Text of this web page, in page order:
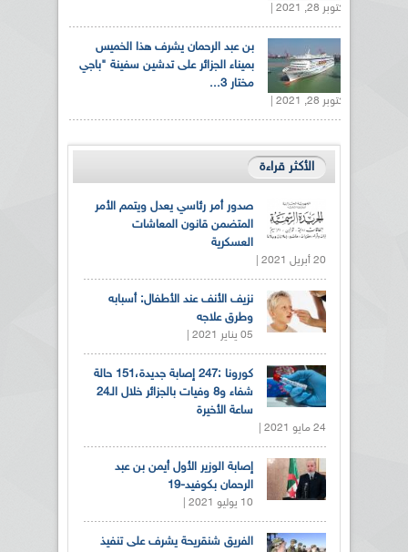
أكتوبر 28, 2021 |
بن عبد الرحمان يشرف هذا الخميس
بميناء الجزائر على تدشين سفينة "باجي
مختار 3...
أكتوبر 28, 2021 |
الأكثر قراءة
صدور أمر رئاسي يعدل ويتمم الأمر
المتضمن قانون المعاشات
العسكرية
20 أبريل 2021 |
نزيف الأنف عند الأطفال: أسبابه
وطرق علاجه
05 يناير 2021 |
كورونا :247 إصابة جديدة،151 حالة
شفاء و8 وفيات بالجزائر خلال الـ24
ساعة الأخيرة
24 مايو 2021 |
إصابة الوزير الأول أيمن بن عبد
الرحمان بكوفيد-19
10 يوليو 2021 |
الفريق شنقريحة يشرف على تنفيذ